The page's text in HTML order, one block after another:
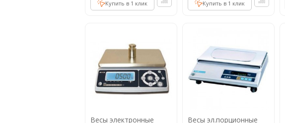
Купить в 1 клик Купить в 1 клик
Весы электронные
Весы эл.порционные